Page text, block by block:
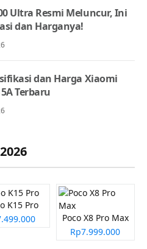
Ultra Resmi Meluncur, Ini
dan Harganya!
dan Harga Xiaomi
Terbaru
K15 Pro
Poco X8 Pro Max
Rp7.999.000